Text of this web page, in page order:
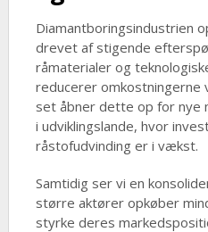
Diamantboringsindustrien
drevet af stigende
råmaterialer og
reducerer omkostningerne
set åbner dette op for nye
i udviklingslande, hvor
råstofudvinding er i vækst.
Samtidig ser vi en
større aktører opkøber
styrke deres